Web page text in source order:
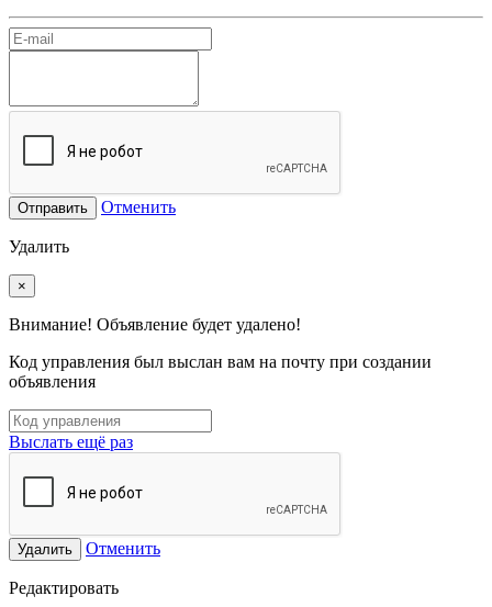
Отправить Отменить
Удалить
×
Внимание! Объявление будет удалено!
Код управления был выслан вам на почту при создании
объявления
Выслать ещё раз
Удалить Отменить
Редактировать